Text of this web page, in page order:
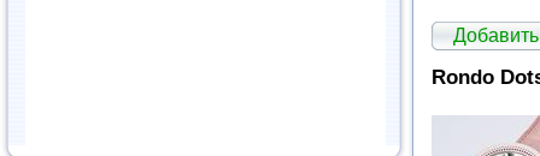
Rondo